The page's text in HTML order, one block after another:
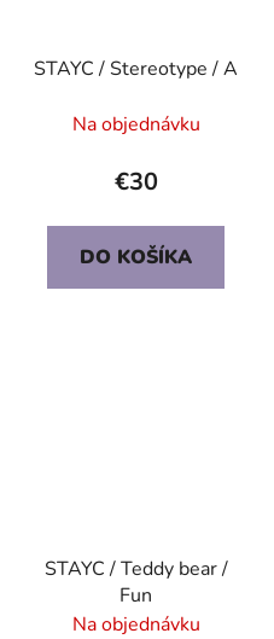
STAYC / Stereotype / A
Na objednávku
€30
DO KOŠÍKA
STAYC / Teddy bear /
Fun
Na objednávku